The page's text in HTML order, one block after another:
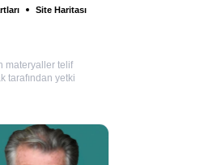
Site Haritası
materyaller telif
tarafından yetki